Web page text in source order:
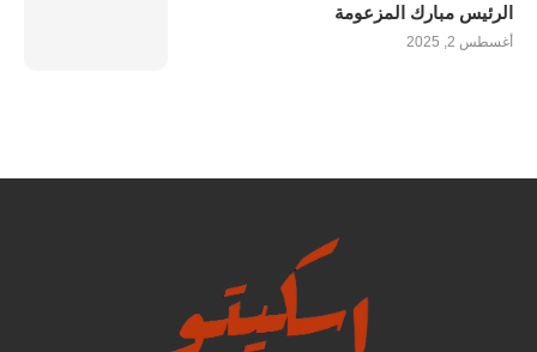
الرئيس مبارك المزعومة
أغسطس 2, 2025